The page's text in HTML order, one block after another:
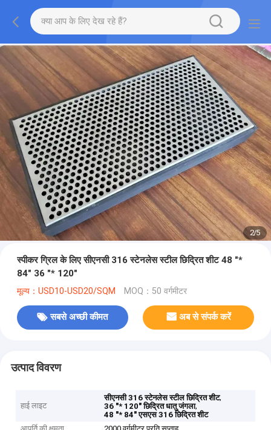
2/5
स्पीकर ग्रिल के लिए सीएनसी 316 स्टेनलेस स्टील छिद्रित शीट 48 "*
84" 36 "* 120"
मूल्य：USD10-USD20/SQM MOQ：50 वर्गमीटर
सबसे अच्छी कीमत अब से संपर्क करें
उत्पाद विवरण
हाई लाइट
सीएनसी 316 स्टेनलेस स्टील छिद्रित शीट,
36 "* 120" छिद्रित धातु जंगला,
48 "* 84" एसएस 316 छिद्रित शीट